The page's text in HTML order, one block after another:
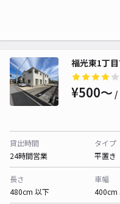
福光東1丁
¥500〜 /
貸出時間
24時間営業
タイプ
平置き
長さ
480cm 以下
車幅
400cm